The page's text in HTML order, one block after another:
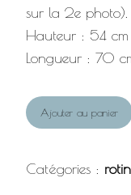
sur la 2e photo).
Hauteur : 54
Longueur : 70
Ajouter au panier
Catégories : rotin